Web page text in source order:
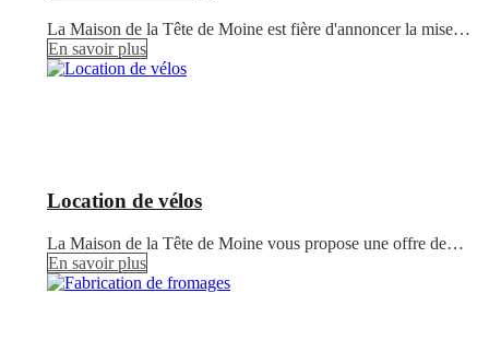
La Maison de la Tête de Moine est fière d'annoncer la mise…
En savoir plus
Location de vélos
La Maison de la Tête de Moine vous propose une offre de…
En savoir plus